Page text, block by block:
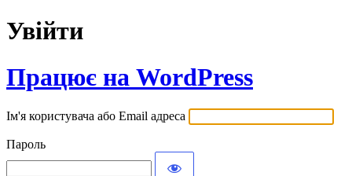
Увійти
Працює на WordPress
Ім'я користувача або Email адреса
Пароль